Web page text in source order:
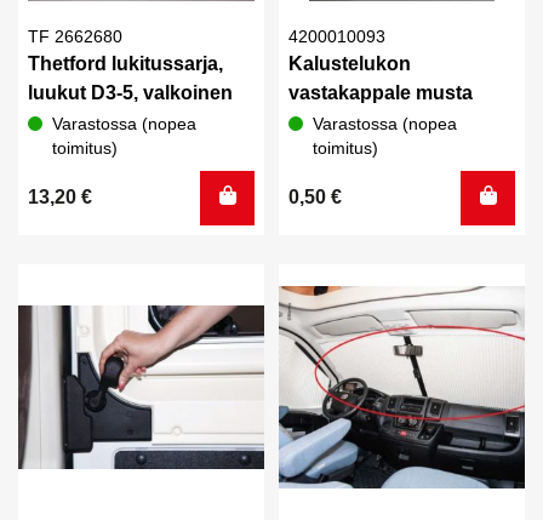
TF 2662680
Thetford lukitussarja,
luukut D3-5, valkoinen
Varastossa (nopea
toimitus)
13,20 €
4200010093
Kalustelukon
vastakappale musta
Varastossa (nopea
toimitus)
0,50 €